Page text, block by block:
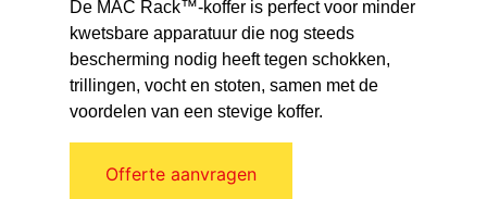
De MAC Rack™-koffer is perfect voor minder
kwetsbare apparatuur die nog steeds
bescherming nodig heeft tegen schokken,
trillingen, vocht en stoten, samen met de
voordelen van een stevige koffer.
Offerte aanvragen